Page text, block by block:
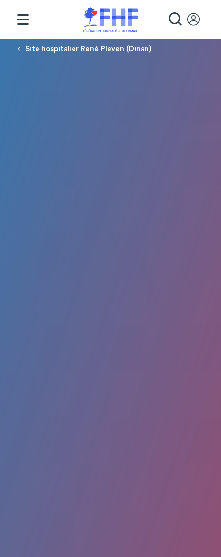
Fil d'Ariane
Site hospitalier René Pleven (Dinan)
Panneau de gestion des cookies